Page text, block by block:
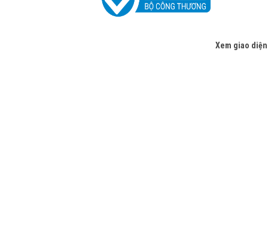
Xem giao diện